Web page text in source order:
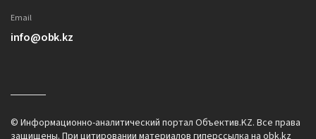
Email
info@obk.kz
© Информационно-аналитический портал Объектив.KZ. Все права
защищены. При цитировании материалов гиперссылка на obk.kz